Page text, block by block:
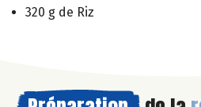
320 g de Riz